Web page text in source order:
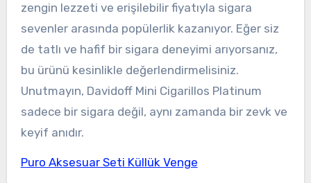
zengin lezzeti ve erişilebilir fiyatıyla sigara
sevenler arasında popülerlik kazanıyor. Eğer siz
de tatlı ve hafif bir sigara deneyimi arıyorsanız,
bu ürünü kesinlikle değerlendirmelisiniz.
Unutmayın, Davidoff Mini Cigarillos Platinum
sadece bir sigara değil, aynı zamanda bir zevk ve
keyif anıdır.
Puro Aksesuar Seti Küllük Venge